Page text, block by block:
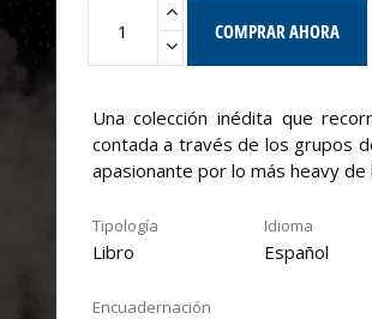
COMPRAR AHORA
Una colección inédita que
contada a través de los grupos
apasionante por lo más heavy
Tipología
Libro
Idioma
Español
Encuadernación